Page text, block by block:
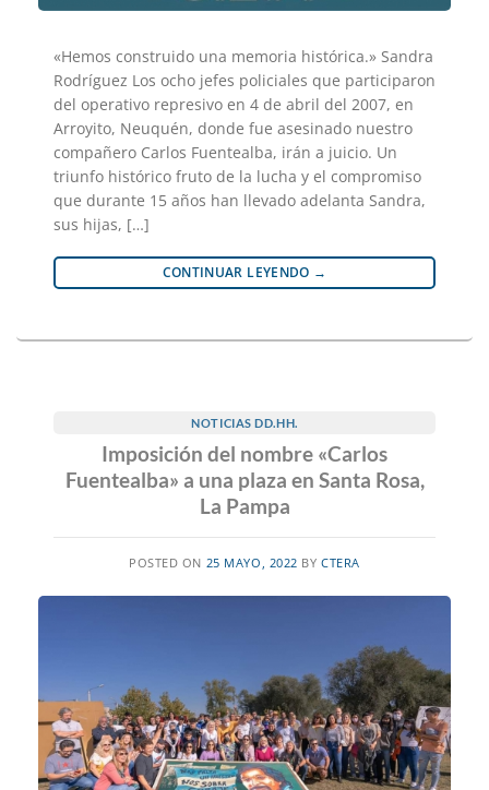
«Hemos construido una memoria histórica.» Sandra
Rodríguez Los ocho jefes policiales que participaron
del operativo represivo en 4 de abril del 2007, en
Arroyito, Neuquén, donde fue asesinado nuestro
compañero Carlos Fuentealba, irán a juicio. Un
triunfo histórico fruto de la lucha y el compromiso
que durante 15 años han llevado adelanta Sandra,
sus hijas, […]
CONTINUAR LEYENDO →
NOTICIAS DD.HH.
Imposición del nombre «Carlos
Fuentealba» a una plaza en Santa Rosa,
La Pampa
POSTED ON 25 MAYO, 2022 BYCTERA